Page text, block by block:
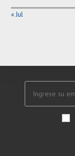
« Jul